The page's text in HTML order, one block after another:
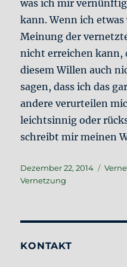
was ich mir
kann. Wenn ich
Meinung der
nicht erreichen kann,
diesem Willen auch
sagen, dass ich das
andere verurteilen
leichtsinnig oder
schreibt mir meinen
Veröffentlicht
am
Dezember 22, 2014
Vernetzung
KONTAKT